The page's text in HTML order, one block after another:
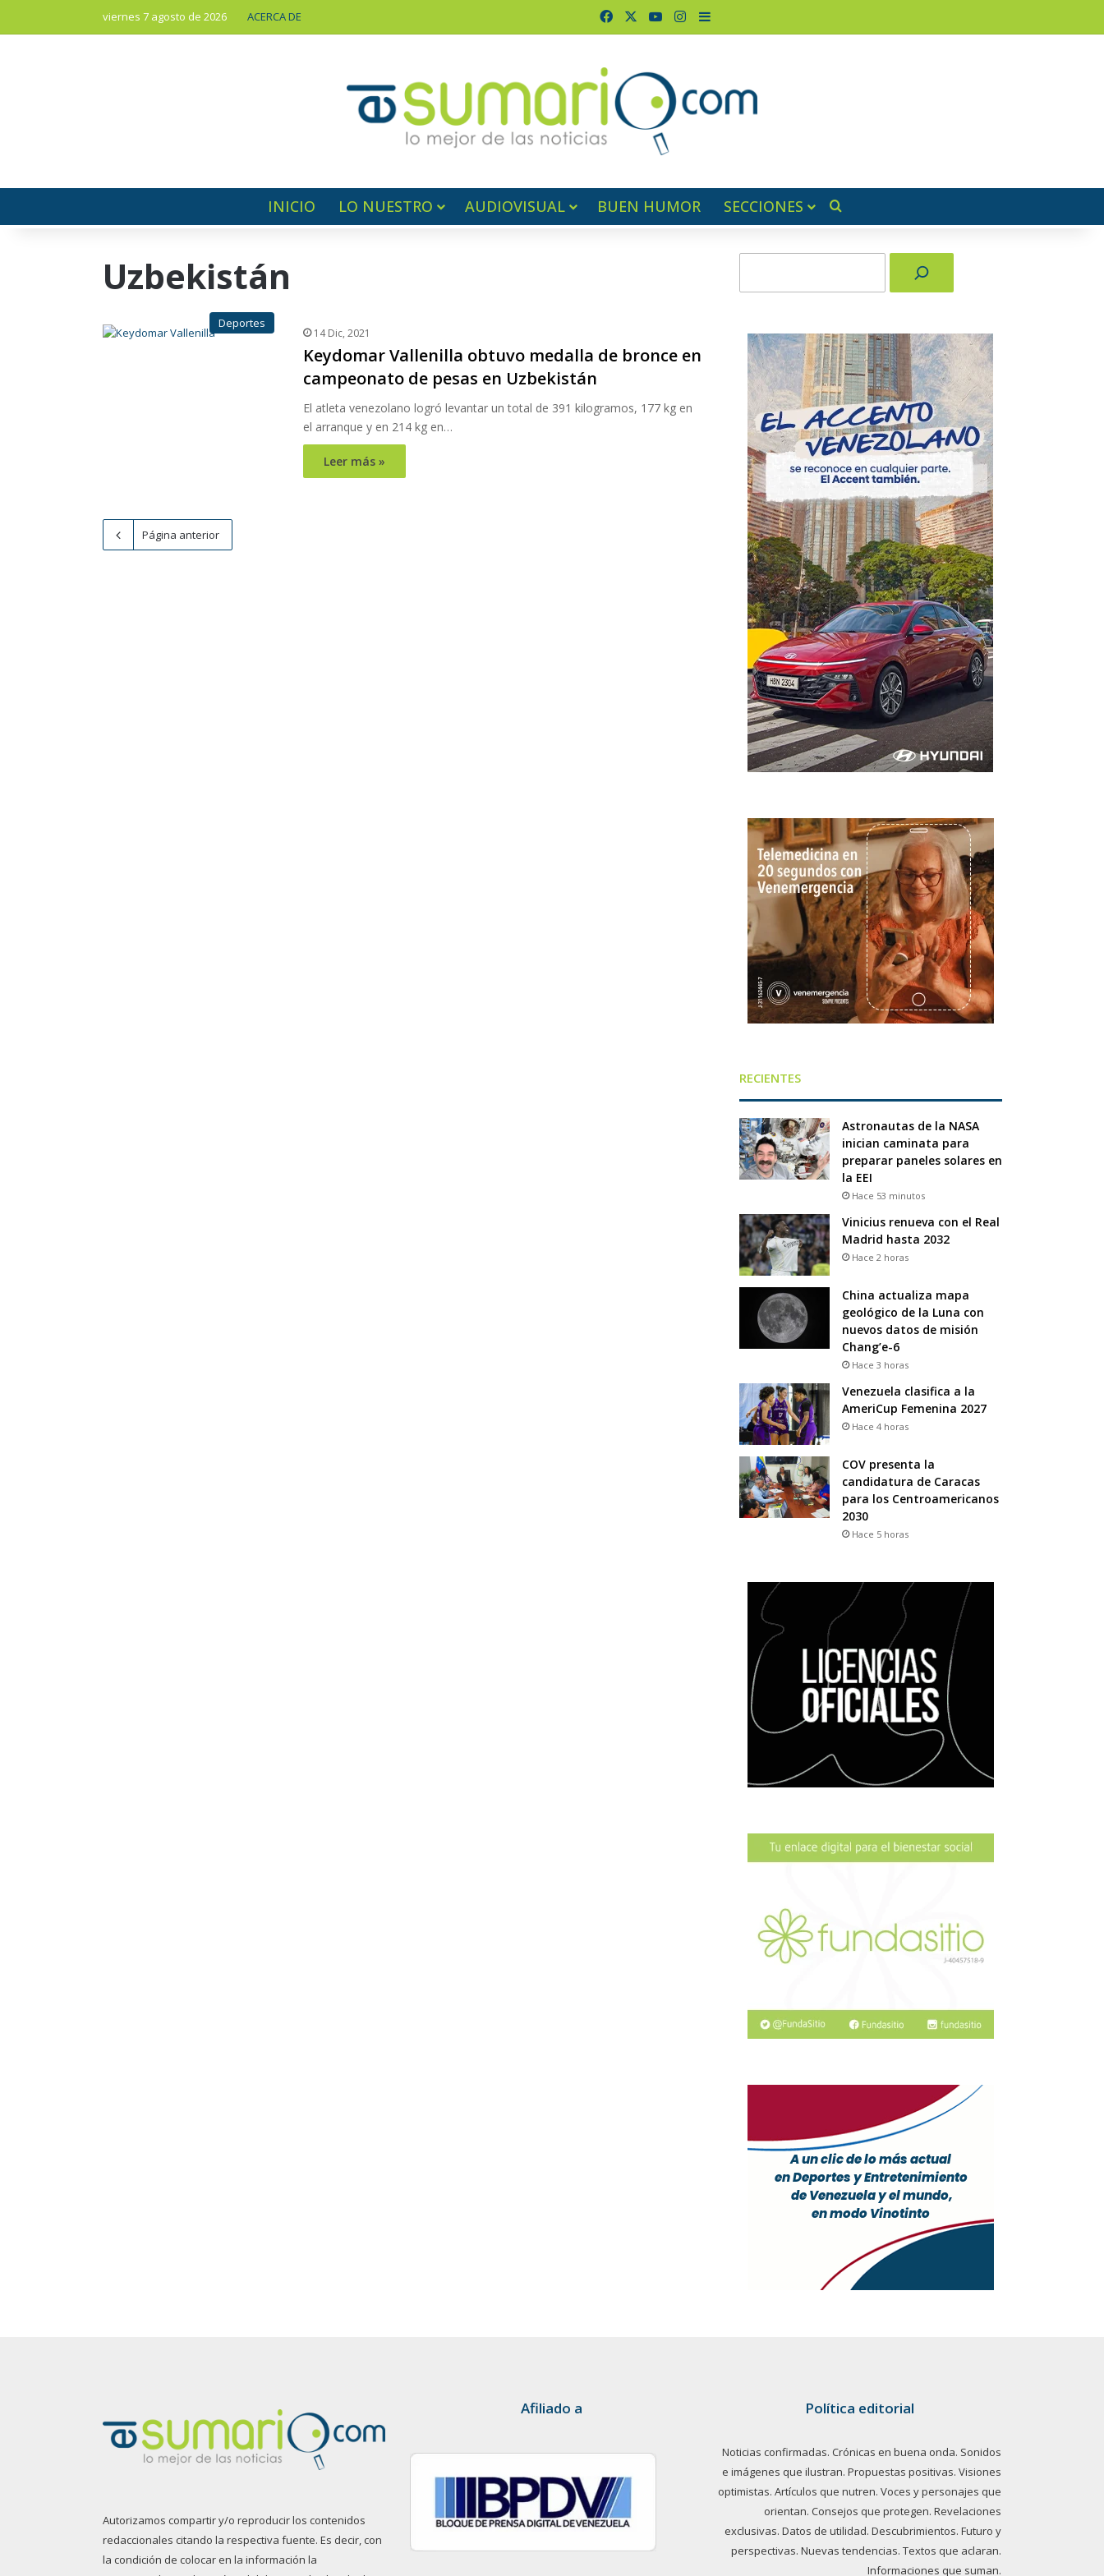
viernes 7 agosto de 2026 ACERCA DE FacebookYouTubeInstagram
Barra lateral
INICIO LO NUESTRO AUDIOVISUAL BUEN HUMOR SECCIONES
Uzbekistán
Deportes
14 Dic, 2021
Keydomar Vallenilla obtuvo medalla de bronce en
campeonato de pesas en Uzbekistán
El atleta venezolano logró levantar un total de 391 kilogramos, 177 kg en
el arranque y en 214 kg en…
Leer más »
Página anterior
RECIENTES
Astronautas de la NASA
inician caminata para
preparar paneles solares en
la EEI
Hace 53 minutos
Vinicius renueva con el Real
Madrid hasta 2032
Hace 2 horas
China actualiza mapa
geológico de la Luna con
nuevos datos de misión
Chang’e-6
Hace 3 horas
Venezuela clasifica a la
AmeriCup Femenina 2027
Hace 4 horas
COV presenta la
candidatura de Caracas
para los Centroamericanos
2030
Hace 5 horas
Autorizamos compartir y/o reproducir los contenidos
redaccionales citando la respectiva fuente. Es decir, con
la condición de colocar en la información la
Afiliado a Política editorial
Noticias confirmadas. Crónicas en buena onda. Sonidos
e imágenes que ilustran. Propuestas positivas. Visiones
optimistas. Artículos que nutren. Voces y personajes que
orientan. Consejos que protegen. Revelaciones
exclusivas. Datos de utilidad. Descubrimientos. Futuro y
perspectivas. Nuevas tendencias. Textos que aclaran.
Informaciones que suman.